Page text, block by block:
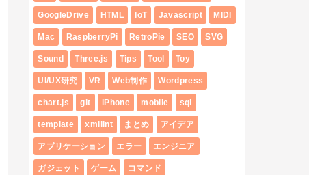
GoogleDrive HTML IoT Javascript MIDI
Mac RaspberryPi RetroPie SEO SVG
Sound Three.js Tips Tool Toy
UI/UX研究 VR Web制作 Wordpress
chart.js git iPhone mobile sql
template xmllint まとめ アイデア
アプリケーション エラー エンジニア
ガジェット ゲーム コマンド